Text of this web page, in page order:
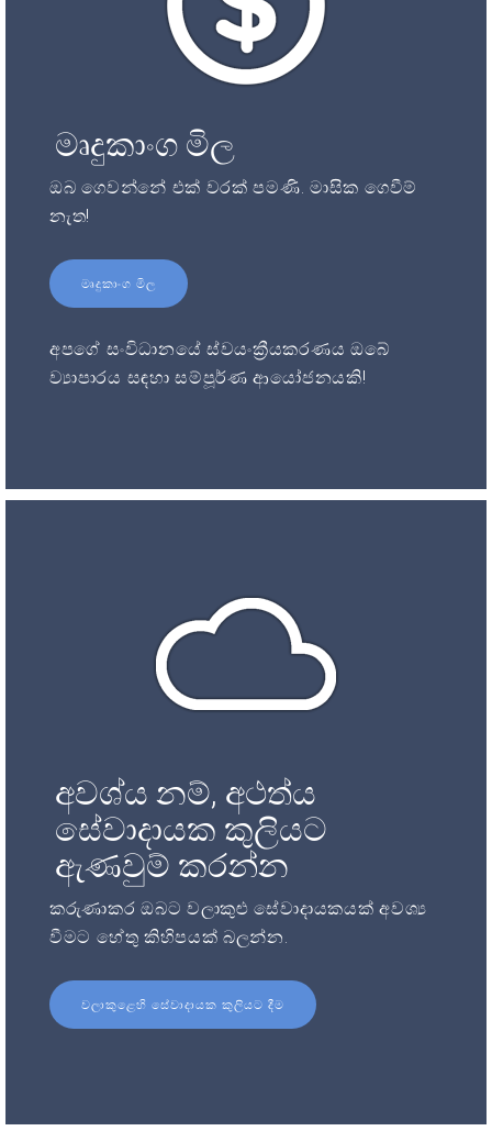
මෘදුකාංග මිල
ඔබ ගෙවන්නේ එක් වරක් පමණි. මාසික ගෙවීම්
නැත!
මෘදුකාංග මිල
අපගේ සංවිධානයේ ස්වයංක්‍රීයකරණය ඔබේ
ව්‍යාපාරය සඳහා සම්පූර්ණ ආයෝජනයකි!
අවශ්ය නම්, අථත්ය
සේවාදායක කුලියට
ඇණවුම් කරන්න
කරුණාකර ඔබට වලාකුළු සේවාදායකයක් අවශ්‍ය
වීමට හේතු කිහිපයක් බලන්න.
වලාකුළෙහි සේවාදායක කුලියට දීම